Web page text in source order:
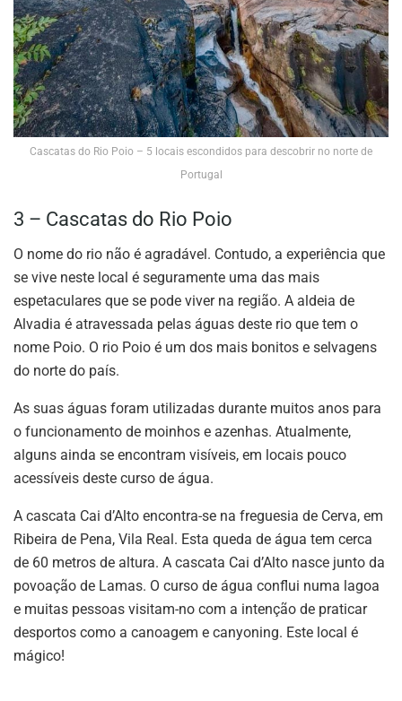
Cascatas do Rio Poio – 5 locais escondidos para descobrir no norte de
Portugal
3 – Cascatas do Rio Poio
O nome do rio não é agradável. Contudo, a experiência que
se vive neste local é seguramente uma das mais
espetaculares que se pode viver na região. A aldeia de
Alvadia é atravessada pelas águas deste rio que tem o
nome Poio. O rio Poio é um dos mais bonitos e selvagens
do norte do país.
As suas águas foram utilizadas durante muitos anos para
o funcionamento de moinhos e azenhas. Atualmente,
alguns ainda se encontram visíveis, em locais pouco
acessíveis deste curso de água.
A cascata Cai d’Alto encontra-se na freguesia de Cerva, em
Ribeira de Pena, Vila Real. Esta queda de água tem cerca
de 60 metros de altura. A cascata Cai d’Alto nasce junto da
povoação de Lamas. O curso de água conflui numa lagoa
e muitas pessoas visitam-no com a intenção de praticar
desportos como a canoagem e canyoning. Este local é
mágico!